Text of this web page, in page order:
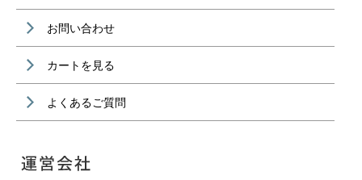
お問い合わせ
カートを見る
よくあるご質問